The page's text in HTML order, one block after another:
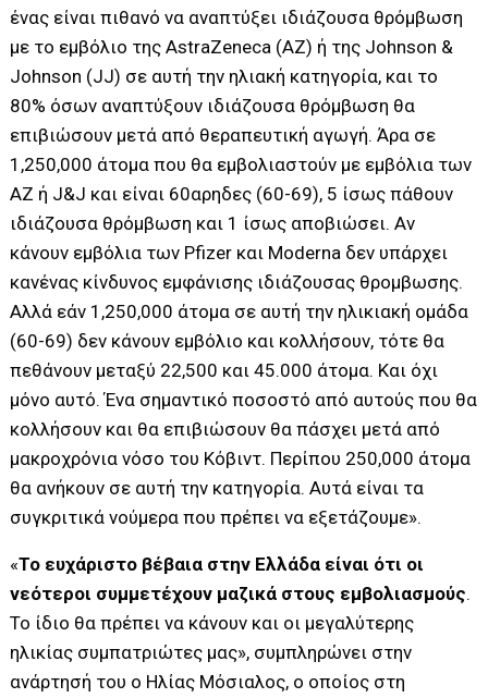
ένας είναι πιθανό να αναπτύξει ιδιάζουσα θρόμβωση
με το εμβόλιο της AstraZeneca (ΑΖ) ή της Johnson &
Johnson (JJ) σε αυτή την ηλιακή κατηγορία, και το
80% όσων αναπτύξουν ιδιάζουσα θρόμβωση θα
επιβιώσουν μετά από θεραπευτική αγωγή. Άρα σε
1,250,000 άτομα που θα εμβολιαστούν με εμβόλια των
ΑΖ ή J&J και είναι 60αρηδες (60-69), 5 ίσως πάθουν
ιδιάζουσα θρόμβωση και 1 ίσως αποβιώσει. Αν
κάνουν εμβόλια των Pfizer και Moderna δεν υπάρχει
κανένας κίνδυνος εμφάνισης ιδιάζουσας θρομβωσης.
Αλλά εάν 1,250,000 άτομα σε αυτή την ηλικιακή ομάδα
(60-69) δεν κάνουν εμβόλιο και κολλήσουν, τότε θα
πεθάνουν μεταξύ 22,500 και 45.000 άτομα. Και όχι
μόνο αυτό. Ένα σημαντικό ποσοστό από αυτούς που θα
κολλήσουν και θα επιβιώσουν θα πάσχει μετά από
μακροχρόνια νόσο του Κόβιντ. Περίπου 250,000 άτομα
θα ανήκουν σε αυτή την κατηγορία. Αυτά είναι τα
συγκριτικά νούμερα που πρέπει να εξετάζουμε».
«Το ευχάριστο βέβαια στην Ελλάδα είναι ότι οι
νεότεροι συμμετέχουν μαζικά στους εμβολιασμούς.
Το ίδιο θα πρέπει να κάνουν και οι μεγαλύτερης
ηλικίας συμπατριώτες μας», συμπληρώνει στην
ανάρτησή του ο Ηλίας Μόσιαλος, ο οποίος στη